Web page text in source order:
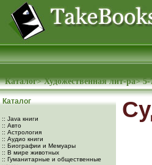
Каталог>Художественная лит-ра>5-
Каталог
:: Java книги
:: Авто
:: Астрология
:: Аудио книги
:: Биографии и Мемуары
:: В мире животных
:: Гуманитарные и общественные